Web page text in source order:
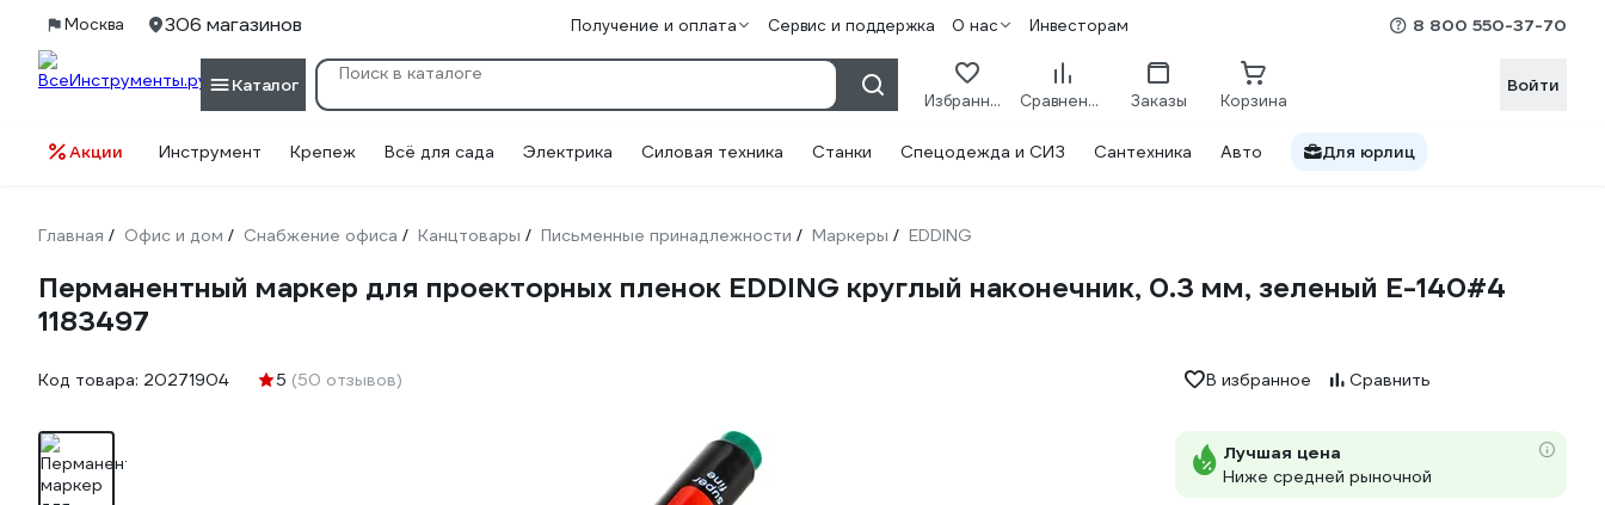
Москва 306 магазинов Получение и оплата Сервис и поддержка О нас Инвесторам 8 800 550-37-70
Каталог
Избранное Сравнение Заказы Корзина
Войти
Акции Инструмент Крепеж Всё для сада Электрика Силовая техника Станки Спецодежда и СИЗ Сантехника Авто Для юрлиц
Главная / Офис и дом / Снабжение офиса / Канцтовары / Письменные принадлежности / Маркеры / EDDING
Перманентный маркер для проекторных пленок EDDING круглый наконечник, 0.3 мм, зеленый E-140#4
1183497
Код товара: 20271904 5 (50 отзывов) В избранное Сравнить
Лучшая цена
Ниже средней рыночной